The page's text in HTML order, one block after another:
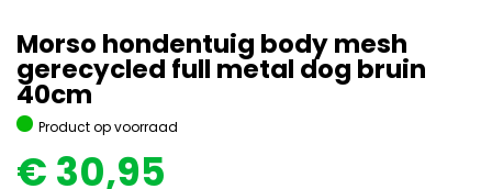
Morso hondentuig body mesh
gerecycled full metal dog bruin
40cm
Product op voorraad
€ 30,95